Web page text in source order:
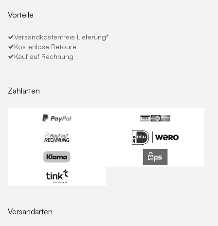
Vorteile
Versandkostenfreie Lieferung*
Kostenlose Retoure
Kauf auf Rechnung
Zahlarten
Versandarten